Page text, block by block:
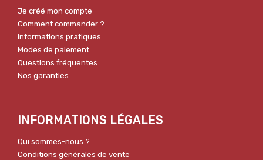
Je créé mon compte
Comment commander ?
Informations pratiques
Modes de paiement
Questions fréquentes
Nos garanties
INFORMATIONS LÉGALES
Qui sommes-nous ?
Conditions générales de vente